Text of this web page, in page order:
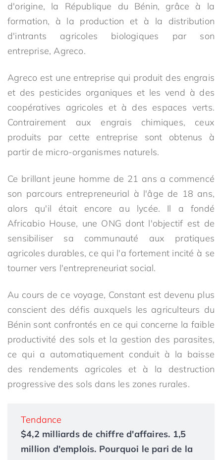
d'origine, la République du Bénin, grâce à la
formation, à la production et à la distribution
d'intrants agricoles biologiques par son
entreprise, Agreco.
Agreco est une entreprise qui produit des engrais
et des pesticides organiques et les vend à des
coopératives agricoles et à des espaces verts.
Contrairement aux engrais chimiques, ceux
produits par cette entreprise sont obtenus à
partir de micro-organismes naturels.
Ce brillant jeune homme de 21 ans a commencé
son parcours entrepreneurial à l'âge de 18 ans,
alors qu'il était encore au lycée. Il a fondé
Africabio House, une ONG dont l'objectif est de
sensibiliser sa communauté aux pratiques
agricoles durables, ce qui l'a fortement incité à se
tourner vers l'entrepreneuriat social.
Au cours de ce voyage, Constant est devenu plus
conscient des défis auxquels les agriculteurs du
Bénin sont confrontés en ce qui concerne la faible
productivité des sols et la gestion des parasites,
ce qui a automatiquement conduit à la baisse
des rendements agricoles et à la destruction
progressive des sols dans les zones rurales.
Tendance
$4,2 milliards de chiffre d'affaires. 1,5
million d'emplois. Pourquoi le pari de la